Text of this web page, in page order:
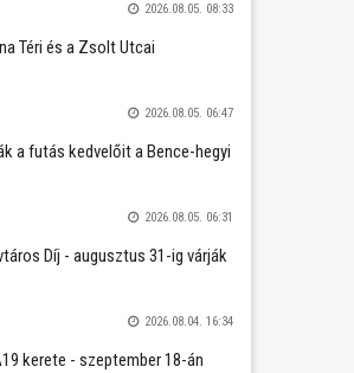
2026.08.05. 08:33
Téri és a Zsolt Utcai
2026.08.05. 06:47
a futás kedvelőit a Bence-hegyi
2026.08.05. 06:31
Díj - augusztus 31-ig várják
2026.08.04. 16:34
kerete - szeptember 18-án